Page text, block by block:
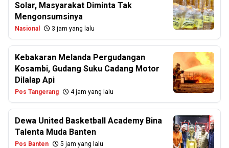
Solar, Masyarakat Diminta Tak
Mengonsumsinya
Nasional 3 jam yang lalu
Kebakaran Melanda Pergudangan
Kosambi, Gudang Suku Cadang Motor
Dilalap Api
Pos Tangerang 4 jam yang lalu
Dewa United Basketball Academy Bina
Talenta Muda Banten
Pos Banten 5 jam yang lalu